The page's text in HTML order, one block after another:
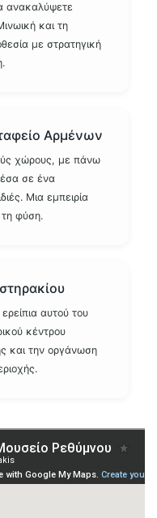
ανακαλύψετε
και τη
με στρατηγική
Αρμένων
χώρους, με πάνω
σε ένα
Μια εμπειρία
τη φύση.
αυτού του
κέντρου
και την οργάνωση
Επισκέπτη
να
από τηνΕφορεία